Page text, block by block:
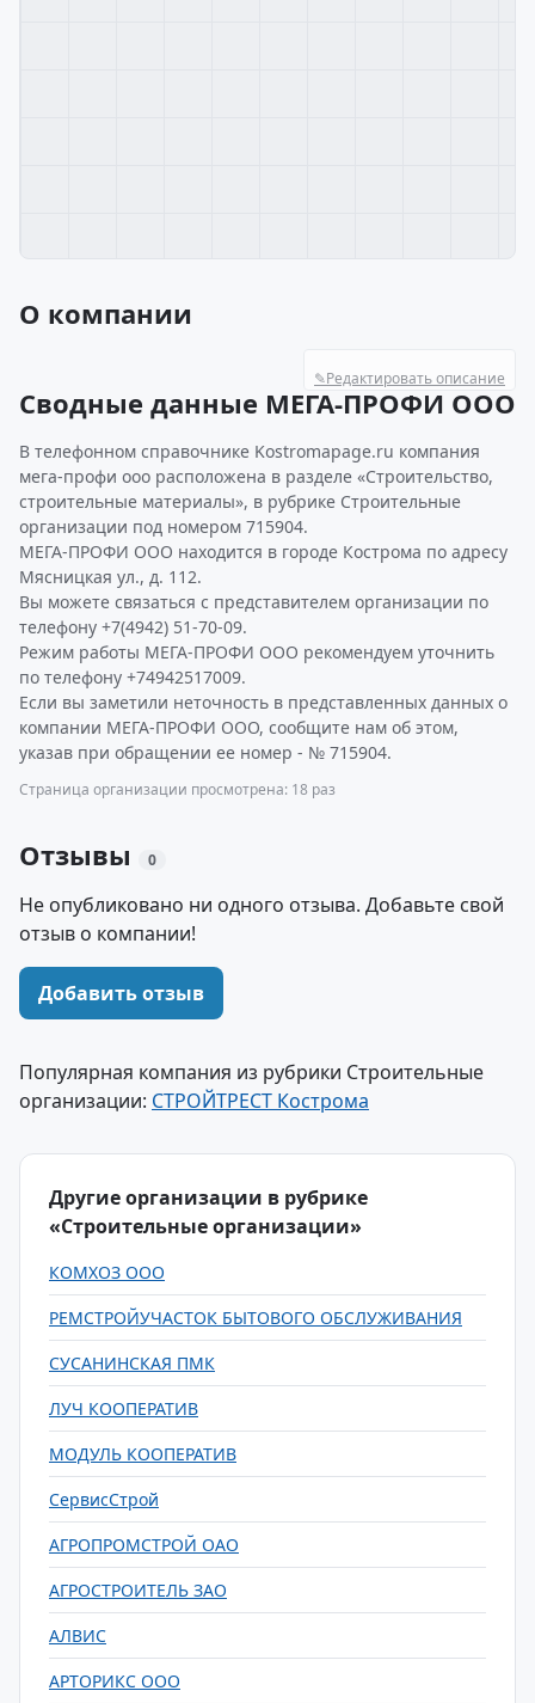
О компании
✎Редактировать описание
Сводные данные МЕГА-ПРОФИ ООО
В телефонном справочнике Kostromapage.ru компания
мега-профи ооо расположена в разделе «Строительство,
строительные материалы», в рубрике Строительные
организации под номером 715904.
МЕГА-ПРОФИ ООО находится в городе Кострома по адресу
Мясницкая ул., д. 112.
Вы можете связаться с представителем организации по
телефону +7(4942) 51-70-09.
Режим работы МЕГА-ПРОФИ ООО рекомендуем уточнить
по телефону +74942517009.
Если вы заметили неточность в представленных данных о
компании МЕГА-ПРОФИ ООО, сообщите нам об этом,
указав при обращении ее номер - № 715904.
Страница организации просмотрена: 18 раз
Отзывы 0
Не опубликовано ни одного отзыва. Добавьте свой
отзыв о компании!
Добавить отзыв
Популярная компания из рубрики Строительные
организации: СТРОЙТРЕСТ Кострома
Другие организации в рубрике
«Строительные организации»
КОМХОЗ ООО
РЕМСТРОЙУЧАСТОК БЫТОВОГО ОБСЛУЖИВАНИЯ
СУСАНИНСКАЯ ПМК
ЛУЧ КООПЕРАТИВ
МОДУЛЬ КООПЕРАТИВ
СервисСтрой
АГРОПРОМСТРОЙ ОАО
АГРОСТРОИТЕЛЬ ЗАО
АЛВИС
АРТОРИКС ООО